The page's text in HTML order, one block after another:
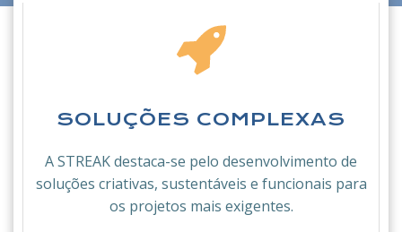
SOLUÇÕES COMPLEXAS
A STREAK destaca-se pelo desenvolvimento de
soluções criativas, sustentáveis e funcionais para
os projetos mais exigentes.